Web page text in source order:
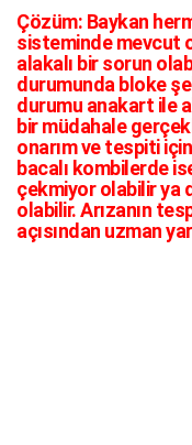
Çözüm: Baykan
sisteminde mevcut
alakalı bir sorun
durumunda bloke
durumu anakart ile
bir müdahale
onarım ve tespiti
bacalı kombilerde
çekmiyor olabilir ya
olabilir. Arızanın
açısından uzman